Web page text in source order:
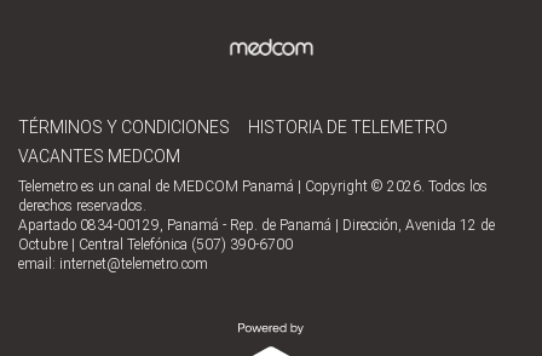
TÉRMINOS Y CONDICIONES
HISTORIA DE TELEMETRO
VACANTES MEDCOM
Telemetro es un canal de MEDCOM Panamá | Copyright © 2026. Todos los
derechos reservados.
Apartado 0834-00129, Panamá - Rep. de Panamá | Dirección, Avenida 12 de
Octubre | Central Telefónica (507) 390-6700
email: internet@telemetro.com